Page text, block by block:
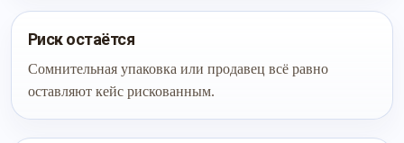
Риск остаётся
Сомнительная упаковка или продавец всё равно
оставляют кейс рискованным.